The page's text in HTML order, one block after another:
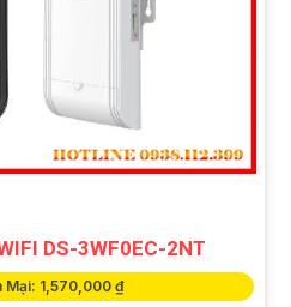
DS-3WF0EC-2NT
Mại: 1,570,000 ₫